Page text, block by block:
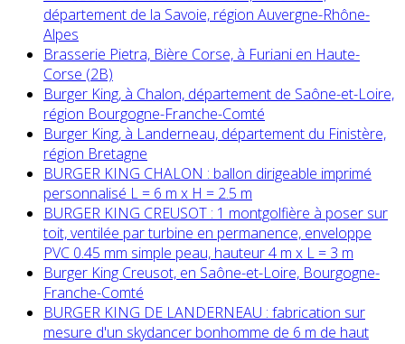
département de la Savoie, région Auvergne-Rhône-
Alpes
Brasserie Pietra, Bière Corse, à Furiani en Haute-
Corse (2B)
Burger King, à Chalon, département de Saône-et-Loire,
région Bourgogne-Franche-Comté
Burger King, à Landerneau, département du Finistère,
région Bretagne
BURGER KING CHALON : ballon dirigeable imprimé
personnalisé L = 6 m x H = 2.5 m
BURGER KING CREUSOT : 1 montgolfière à poser sur
toit, ventilée par turbine en permanence, enveloppe
PVC 0.45 mm simple peau, hauteur 4 m x L = 3 m
Burger King Creusot, en Saône-et-Loire, Bourgogne-
Franche-Comté
BURGER KING DE LANDERNEAU : fabrication sur
mesure d'un skydancer bonhomme de 6 m de haut